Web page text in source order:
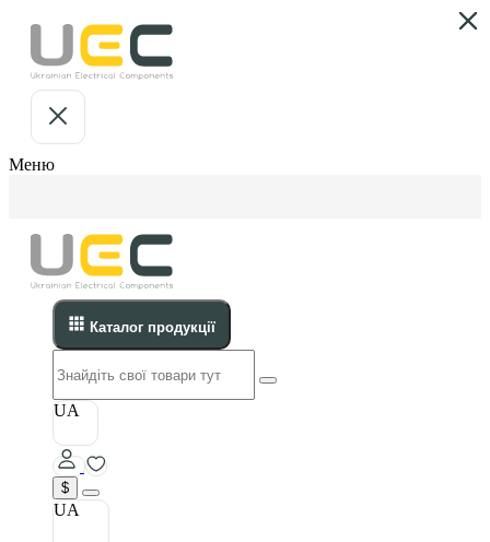
Меню
Каталог продукції
UA
$
UA